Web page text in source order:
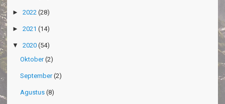
► 2022 (28)
► 2021 (14)
▼ 2020 (54)
Oktober(2)
September(2)
Agustus (8)